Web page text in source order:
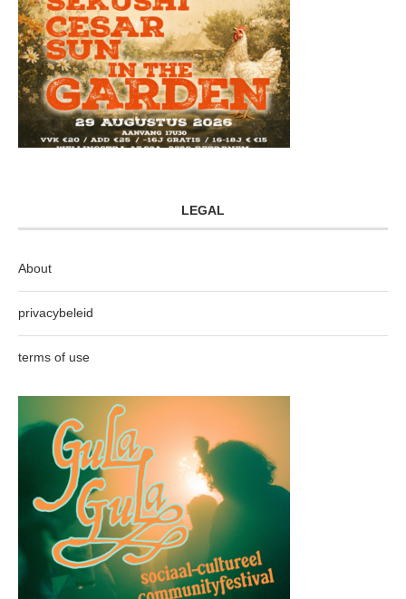
LEGAL
About
privacybeleid
terms of use